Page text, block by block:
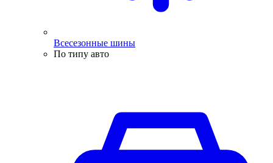
Всесезонные шины
По типу авто